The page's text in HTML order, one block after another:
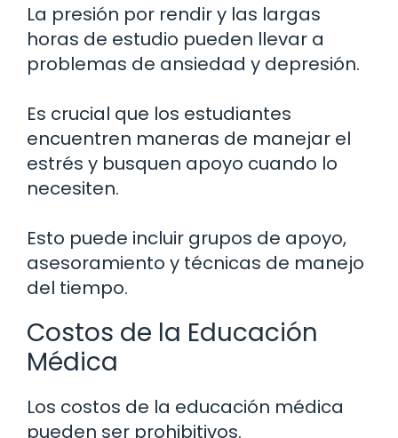
La presión por rendir y las largas
horas de estudio pueden llevar a
problemas de ansiedad y depresión.
Es crucial que los estudiantes
encuentren maneras de manejar el
estrés y busquen apoyo cuando lo
necesiten.
Esto puede incluir grupos de apoyo,
asesoramiento y técnicas de manejo
del tiempo.
Costos de la Educación
Médica
Los costos de la educación médica
pueden ser prohibitivos.